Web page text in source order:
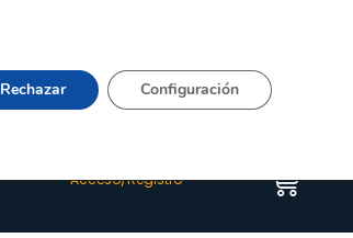
Quienes somos Happyblog Contacto
Acceso/Registro
Rechazar Configuración